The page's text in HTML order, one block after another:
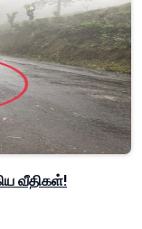
வீதிகள்!